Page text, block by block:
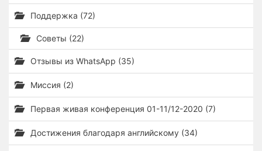
Поддержка (72)
Советы (22)
Отзывы из WhatsApp (35)
Миссия (2)
Первая живая конференция 01-11/12-2020 (7)
Достижения благодаря английскому (34)